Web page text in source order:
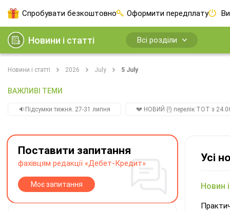
Спробувати безкоштовно Оформити передплату
Новини і статті Всі розділи
Новини і статті 2026 July 5 July
ВАЖЛИВІ ТЕМИ
🔉Підсумки тижня. 27-31 липня 💔 НОВИЙ (!) перелік ТОТ з
Усі
Новин
Поставити запитання
фахівцям редакції «Дебет-Кредит»
Моє запитання